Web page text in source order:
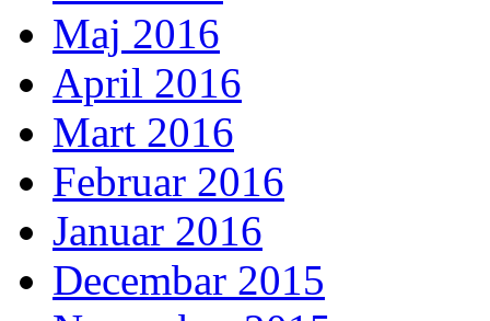
Maj 2016
April 2016
Mart 2016
Februar 2016
Januar 2016
Decembar 2015